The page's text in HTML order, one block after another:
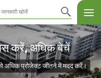
करें, अधिक बेचें
अधिक प्रोजेक्ट जीतने में मदद करें।